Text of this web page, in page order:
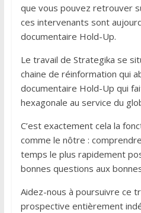
que vous pouvez retrouver
ces intervenants sont
documentaire Hold-Up.
Le travail de Strategika se
chaine de réinformation qui
documentaire Hold-Up qui
hexagonale au service du
C’est exactement cela la
comme le nôtre :
temps le plus rapidement
bonnes questions aux
Aidez-nous à poursuivre ce
prospective entièrement